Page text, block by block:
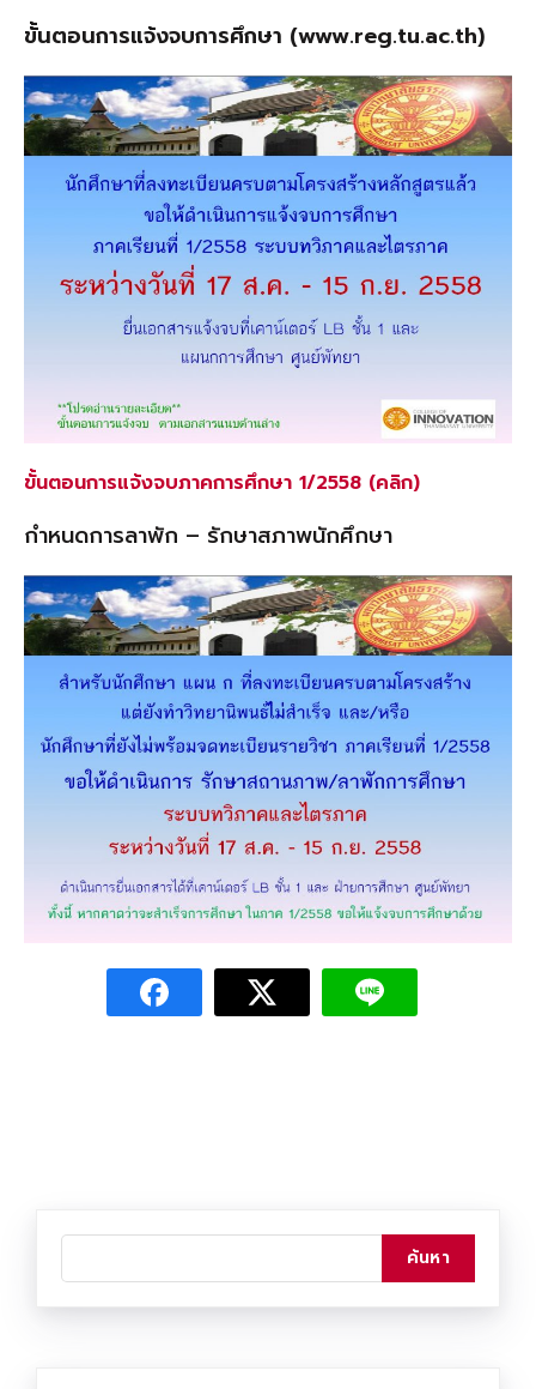
ขั้นตอนการแจ้งจบการศึกษา (www.reg.tu.ac.th)
ขั้นตอนการแจ้งจบภาคการศึกษา 1/2558 (คลิก)
กำหนดการลาพัก – รักษาสภาพนักศึกษา